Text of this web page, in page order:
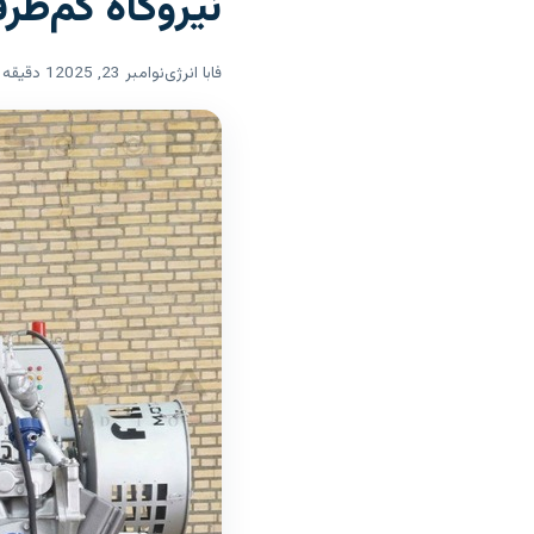
فابا انرژینوامبر 23, 2025 1 دقیقه مطالعه